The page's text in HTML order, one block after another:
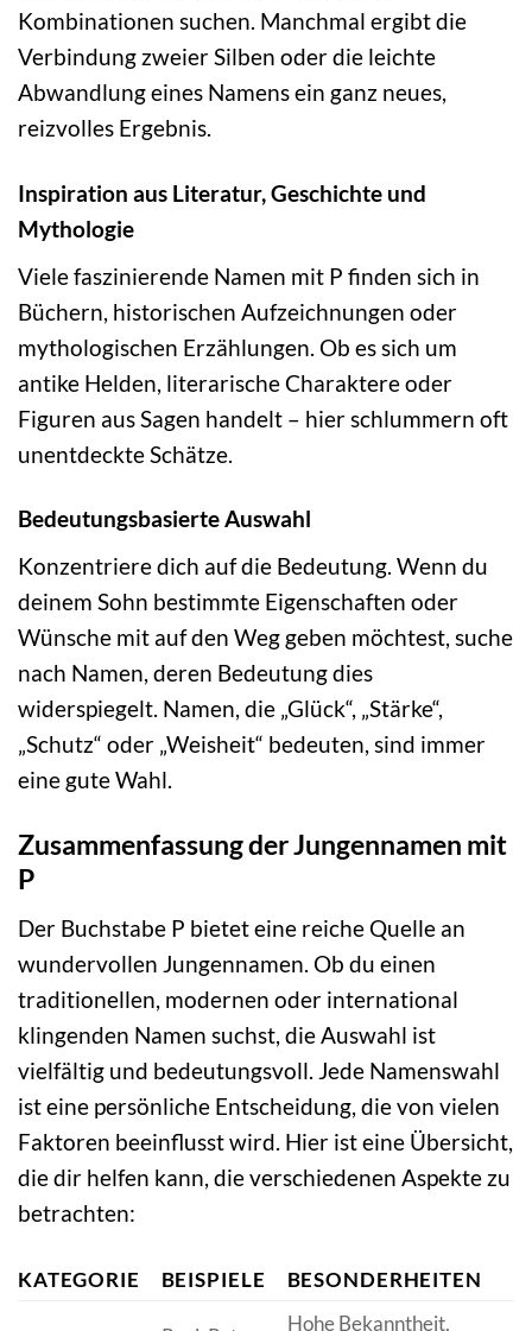
Kombinationen suchen. Manchmal ergibt die
Verbindung zweier Silben oder die leichte
Abwandlung eines Namens ein ganz neues,
reizvolles Ergebnis.
Inspiration aus Literatur, Geschichte und
Mythologie
Viele faszinierende Namen mit P finden sich in
Büchern, historischen Aufzeichnungen oder
mythologischen Erzählungen. Ob es sich um
antike Helden, literarische Charaktere oder
Figuren aus Sagen handelt – hier schlummern oft
unentdeckte Schätze.
Bedeutungsbasierte Auswahl
Konzentriere dich auf die Bedeutung. Wenn du
deinem Sohn bestimmte Eigenschaften oder
Wünsche mit auf den Weg geben möchtest, suche
nach Namen, deren Bedeutung dies
widerspiegelt. Namen, die „Glück“, „Stärke“,
„Schutz“ oder „Weisheit“ bedeuten, sind immer
eine gute Wahl.
Zusammenfassung der Jungennamen mit
P
Der Buchstabe P bietet eine reiche Quelle an
wundervollen Jungennamen. Ob du einen
traditionellen, modernen oder international
klingenden Namen suchst, die Auswahl ist
vielfältig und bedeutungsvoll. Jede Namenswahl
ist eine persönliche Entscheidung, die von vielen
Faktoren beeinflusst wird. Hier ist eine Übersicht,
die dir helfen kann, die verschiedenen Aspekte zu
betrachten:
KATEGORIE BEISPIELE BESONDERHEITEN
Hohe Bekanntheit,